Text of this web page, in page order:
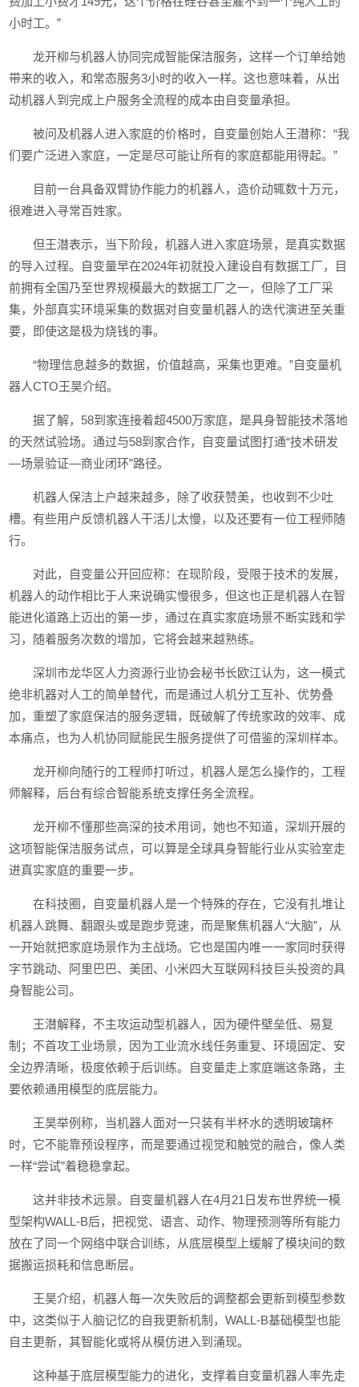
小时工。”
龙开柳与机器人协同完成智能保洁服务，这样一个订单给她
带来的收入，和常态服务3小时的收入一样。这也意味着，从出
动机器人到完成上户服务全流程的成本由自变量承担。
被问及机器人进入家庭的价格时，自变量创始人王潜称：“我
们要广泛进入家庭，一定是尽可能让所有的家庭都能用得起。”
目前一台具备双臂协作能力的机器人，造价动辄数十万元，
很难进入寻常百姓家。
但王潜表示，当下阶段，机器人进入家庭场景，是真实数据
的导入过程。自变量早在2024年初就投入建设自有数据工厂，目
前拥有全国乃至世界规模最大的数据工厂之一，但除了工厂采
集，外部真实环境采集的数据对自变量机器人的迭代演进至关重
要，即使这是极为烧钱的事。
“物理信息越多的数据，价值越高，采集也更难。”自变量机
器人CTO王昊介绍。
据了解，58到家连接着超4500万家庭，是具身智能技术落地
的天然试验场。通过与58到家合作，自变量试图打通“技术研发
—场景验证—商业闭环”路径。
机器人保洁上户越来越多，除了收获赞美，也收到不少吐
槽。有些用户反馈机器人干活儿太慢，以及还要有一位工程师随
行。
对此，自变量公开回应称：在现阶段，受限于技术的发展，
机器人的动作相比于人来说确实慢很多，但这也正是机器人在智
能进化道路上迈出的第一步，通过在真实家庭场景不断实践和学
习，随着服务次数的增加，它将会越来越熟练。
深圳市龙华区人力资源行业协会秘书长欧江认为，这一模式
绝非机器对人工的简单替代，而是通过人机分工互补、优势叠
加，重塑了家庭保洁的服务逻辑，既破解了传统家政的效率、成
本痛点，也为人机协同赋能民生服务提供了可借鉴的深圳样本。
龙开柳向随行的工程师打听过，机器人是怎么操作的，工程
师解释，后台有综合智能系统支撑任务全流程。
龙开柳不懂那些高深的技术用词，她也不知道，深圳开展的
这项智能保洁服务试点，可以算是全球具身智能行业从实验室走
进真实家庭的重要一步。
在科技圈，自变量机器人是一个特殊的存在，它没有扎堆让
机器人跳舞、翻跟头或是跑步竞速，而是聚焦机器人“大脑”，从
一开始就把家庭场景作为主战场。它也是国内唯一一家同时获得
字节跳动、阿里巴巴、美团、小米四大互联网科技巨头投资的具
身智能公司。
王潜解释，不主攻运动型机器人，因为硬件壁垒低、易复
制；不首攻工业场景，因为工业流水线任务重复、环境固定、安
全边界清晰，极度依赖于后训练。自变量走上家庭端这条路，主
要依赖通用模型的底层能力。
王昊举例称，当机器人面对一只装有半杯水的透明玻璃杯
时，它不能靠预设程序，而是要通过视觉和触觉的融合，像人类
一样“尝试”着稳稳拿起。
这并非技术远景。自变量机器人在4月21日发布世界统一模
型架构WALL-B后，把视觉、语言、动作、物理预测等所有能力
放在了同一个网络中联合训练，从底层模型上缓解了模块间的数
据搬运损耗和信息断层。
王昊介绍，机器人每一次失败后的调整都会更新到模型参数
中，这类似于人脑记忆的自我更新机制，WALL-B基础模型也能
自主更新，其智能化或将从模仿进入到涌现。
这种基于底层模型能力的进化，支撑着自变量机器人率先走